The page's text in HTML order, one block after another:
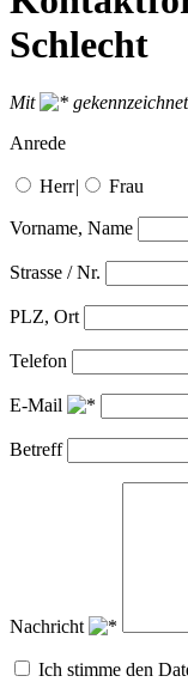
Schlecht
Mit
Anrede
Herr| Frau
Vorname, Name
Strasse / Nr.
PLZ, Ort
Telefon
E-Mail
Betreff
Nachricht
Ich stimme den